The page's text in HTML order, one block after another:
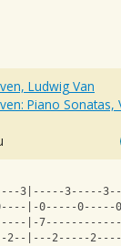
Ludwig Van
Piano Sonatas,
3|-----3-----
|-0-----0-----
|-
2--|---2-----